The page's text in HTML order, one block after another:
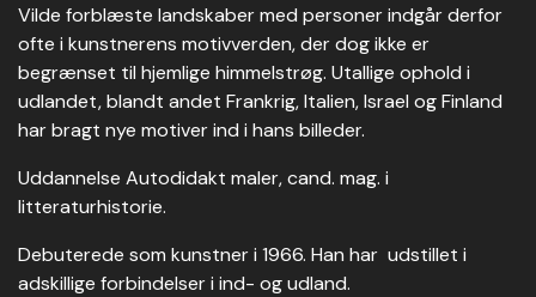
Vilde forblæste landskaber med personer indgår derfor
ofte i kunstnerens motivverden, der dog ikke er
begrænset til hjemlige himmelstrøg. Utallige ophold i
udlandet, blandt andet Frankrig, Italien, Israel og Finland
har bragt nye motiver ind i hans billeder.
Uddannelse Autodidakt maler, cand. mag. i
litteraturhistorie.
Debuterede som kunstner i 1966. Han har udstillet i
adskillige forbindelser i ind- og udland.